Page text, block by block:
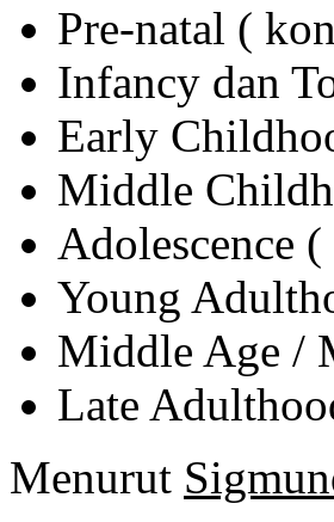
Pre-natal (
Infancy dan
Early
Middle
Adolescence
Young
Middle Age /
Late
Menurut